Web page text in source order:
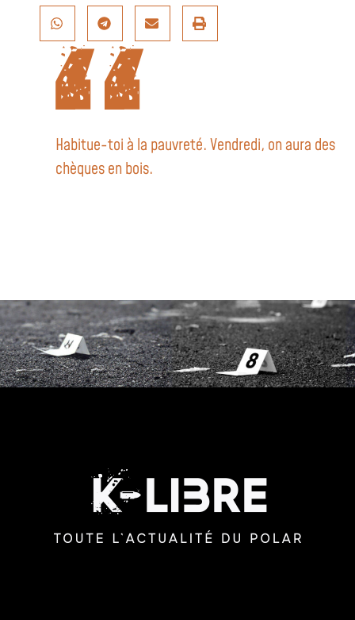
Habitue-toi à la pauvreté. Vendredi, on aura des
chèques en bois.